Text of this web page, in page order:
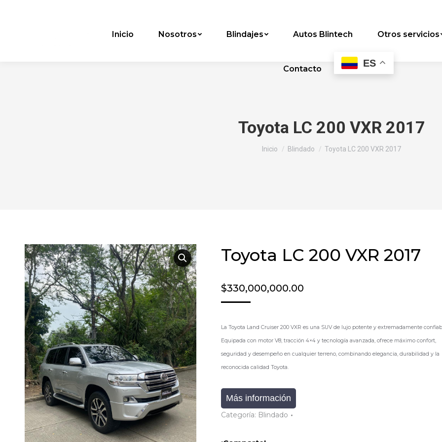
Inicio Nosotros Blindajes Autos Blintech Otros servicios
Contacto
ES
Toyota LC 200 VXR 2017
Estás aquí:
Inicio Blindado Toyota LC 200 VXR 2017
Toyota LC 200 VXR 2017
$330,000,000.00
La Toyota Land Cruiser 200 VXR es una SUV de lujo potente y extremadamente
Equipada con motor V8, tracción 4×4 y tecnología avanzada, ofrece máximo confort,
seguridad y desempeño en cualquier terreno, combinando elegancia, durabilidad y la
reconocida calidad Toyota.
Más información
Categoría: Blindado